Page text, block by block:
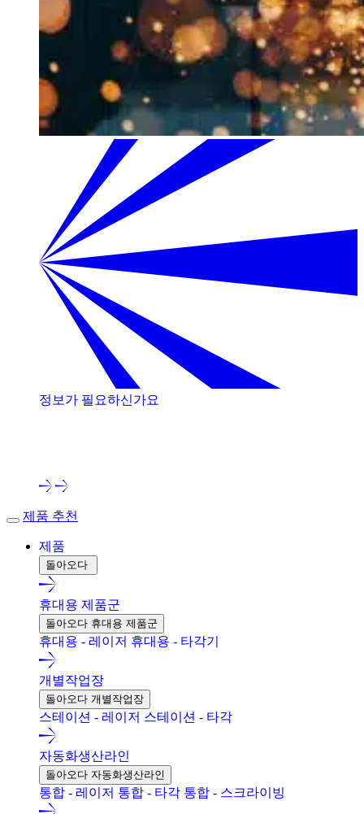
정보가 필요하신가요
제품 추천
제품
돌아오다
휴대용 제품군
돌아오다 휴대용 제품군
휴대용 - 레이저 휴대용 - 타각기
개별작업장
돌아오다 개별작업장
스테이션 - 레이저 스테이션 - 타각
자동화생산라인
돌아오다 자동화생산라인
통합 - 레이저 통합 - 타각 통합 - 스크라이빙